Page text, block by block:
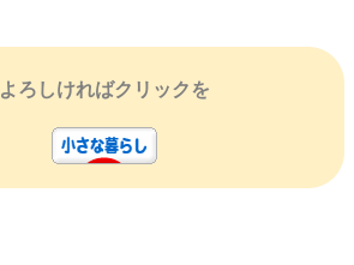
よろしければクリックを